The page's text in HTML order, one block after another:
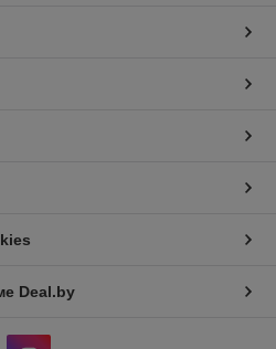
Deal.by